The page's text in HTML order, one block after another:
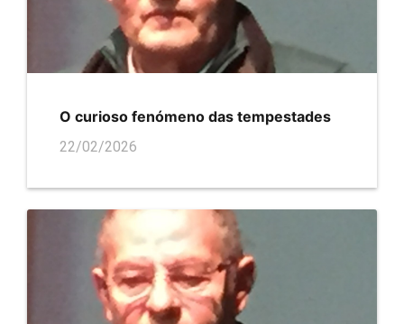
O curioso fenómeno das tempestades
22/02/2026